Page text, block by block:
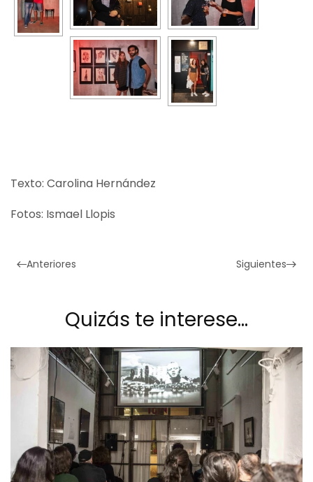
Texto: Carolina Hernández
Fotos: Ismael Llopis
Anteriores Siguientes
Quizás te interese…